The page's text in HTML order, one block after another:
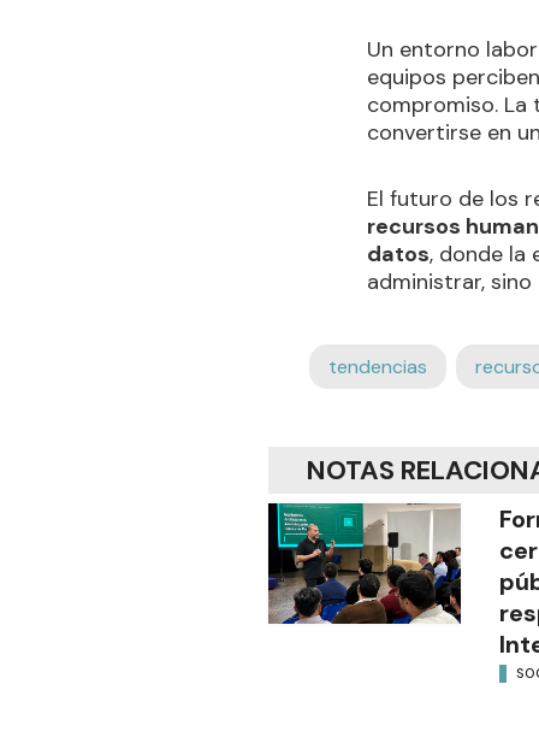
Un entorno
equipos
compromiso. La
convertirse en
El futuro de los
recursos
datos, donde la
administrar,
tendencias
NOTAS